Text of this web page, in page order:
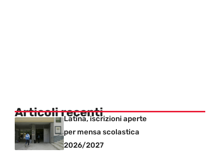
Articoli recentiLatina, iscrizioni aperte
per mensa scolastica
2026/2027